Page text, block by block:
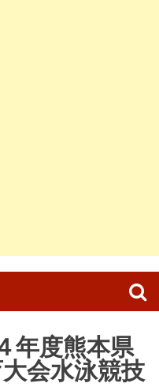
年度熊本県
会水泳競技